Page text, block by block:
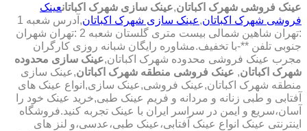
عینک فروشی شهرک اکباتان,عینک سازی شهرک اکباتانعینک
فروشی شهرک اکباتان,عینک سازی شهرک اکباتان
,آدرس شعبه 1
:تهران شاهین شمالی بیست متری گلستان شعبه 2 :تهران شهران
جنوبی تلفن **-با تخفیف.مشاوره رایگان شبانه روزی کارگران
مجرب عینک فروشی محدوده شهرک اکباتان,عینک سازی محدوده
شهرک اکباتان, عینک فروشی منطقه شهرک اکباتان,عینک سازی
منطقه شهرک اکباتان,عینک فروشی,عینک سازی,انواع عینک های
آفتابی و طبی زنانه و مردانه و فریم عینک طبی,خرید عینک خود را
آسان،سریع و ایمن در سراسر ایران با عینک تجربه کنید.فروشگاه
اینترنتی عینک انواع عینک آفتابی،عینک طبی،عدسی،و لنز های